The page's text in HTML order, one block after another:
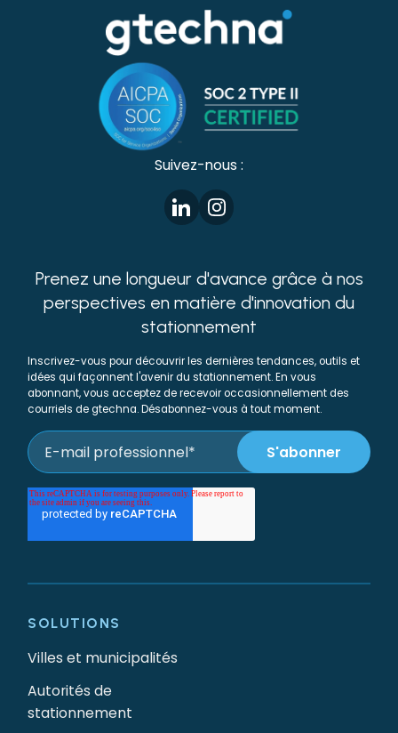
Suivez-nous :
Prenez une longueur d'avance grâce à nos
perspectives en matière d'innovation du
stationnement
Inscrivez-vous pour découvrir les dernières tendances, outils et
idées qui façonnent l'avenir du stationnement. En vous
abonnant, vous acceptez de recevoir occasionnellement des
courriels de gtechna. Désabonnez-vous à tout moment.
SOLUTIONS
Villes et municipalités
Autorités de
stationnement